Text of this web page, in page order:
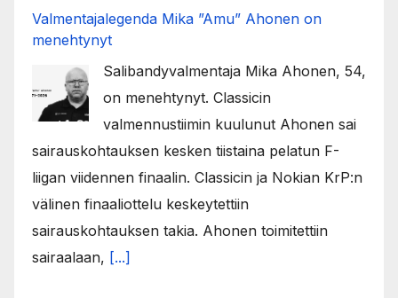
Valmentajalegenda Mika ”Amu” Ahonen on
menehtynyt
Salibandyvalmentaja Mika Ahonen, 54,
on menehtynyt. Classicin
valmennustiimin kuulunut Ahonen sai
sairauskohtauksen kesken tiistaina pelatun F-
liigan viidennen finaalin. Classicin ja Nokian KrP:n
välinen finaaliottelu keskeytettiin
sairauskohtauksen takia. Ahonen toimitettiin
sairaalaan, [...]